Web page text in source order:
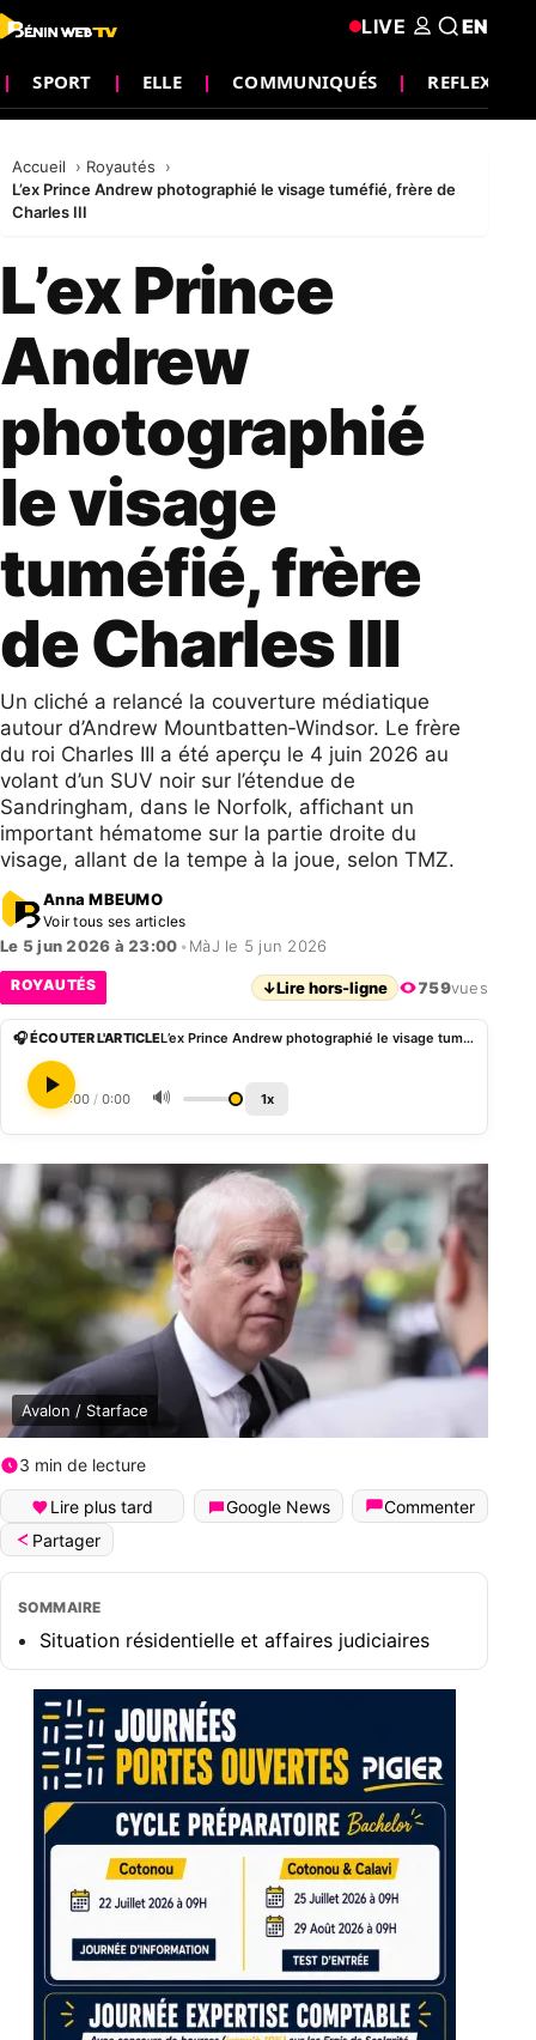
SPORT ELLE COMMUNIQUÉS REFLEXION
LIVE EN
Accueil
Royautés
L’ex Prince Andrew photographié le visage tuméfié, frère de
Charles III
L’ex Prince
Andrew
photographié
le visage
tuméfié, frère
de Charles III
Un cliché a relancé la couverture médiatique
autour d’Andrew Mountbatten‑Windsor. Le frère
du roi Charles III a été aperçu le 4 juin 2026 au
volant d’un SUV noir sur l’étendue de
Sandringham, dans le Norfolk, affichant un
important hématome sur la partie droite du
visage, allant de la tempe à la joue, selon TMZ.
Anna MBEUMO
Voir tous ses articles
Le 5 jun 2026 à 23:00 • MàJ le 5 jun 2026
ROYAUTÉS ↓Lire hors-ligne 759vues
🎧 ÉCOUTER L'ARTICLE L’ex Prince Andrew photographié le visage tuméfié, frère de Charles III
0:00 / 0:00 🔊 1x
Avalon / Starface
3 min de lecture
Lire plus tard Google News
Commenter
Partager
SOMMAIRE
Situation résidentielle et affaires judiciaires